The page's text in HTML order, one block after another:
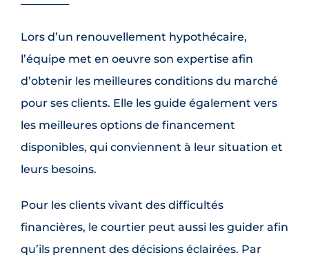
Lors d’un renouvellement hypothécaire,
l’équipe met en oeuvre son expertise afin
d’obtenir les meilleures conditions du marché
pour ses clients. Elle les guide également vers
les meilleures options de financement
disponibles, qui conviennent à leur situation et
leurs besoins.
Pour les clients vivant des difficultés
financières, le courtier peut aussi les guider afin
qu’ils prennent des décisions éclairées. Par